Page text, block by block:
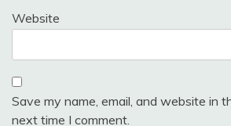
Website
Save my name, email, and website in
next time I comment.